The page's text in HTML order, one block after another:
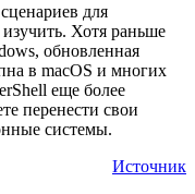
для
Хотя раньше
обновленная
в macOS и многих
еще более
перенести свои
системы.
Источник